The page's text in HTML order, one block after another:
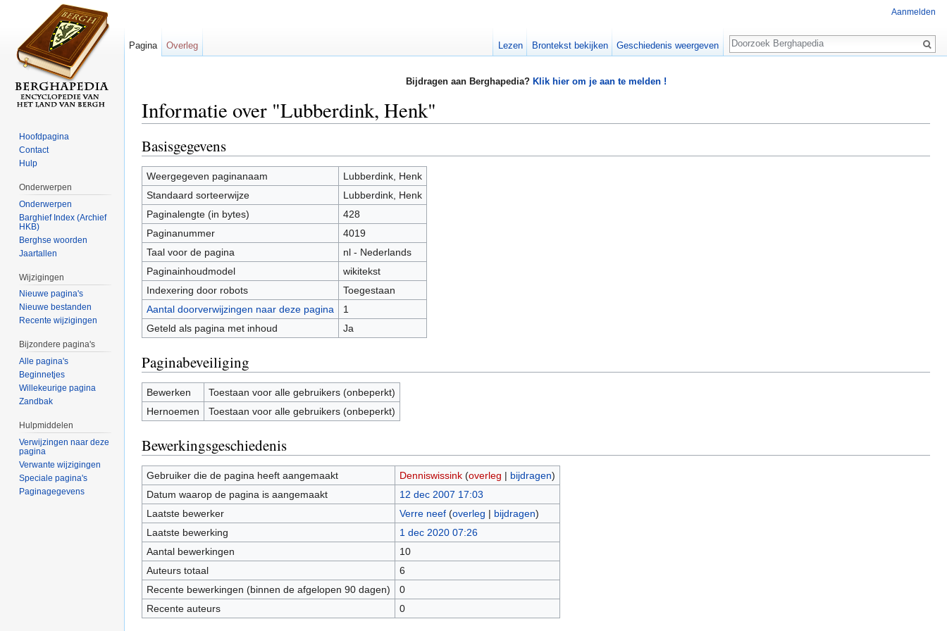
Bijdragen aan Berghapedia? Klik hier om je aan te melden !
Informatie over "Lubberdink, Henk"
Basisgegevens
Weergegeven paginanaam
Lubberdink, Henk
Standaard sorteerwijze
Lubberdink, Henk
Paginalengte (in bytes)
428
Paginanummer
4019
Taal voor de pagina
nl - Nederlands
Paginainhoudmodel
wikitekst
Indexering door robots
Toegestaan
Aantal doorverwijzingen naar deze pagina
1
Geteld als pagina met inhoud
Ja
Paginabeveiliging
Bewerken
Toestaan voor alle gebruikers (onbeperkt)
Hernoemen
Toestaan voor alle gebruikers (onbeperkt)
Bewerkingsgeschiedenis
Gebruiker die de pagina heeft aangemaakt Denniswissink (overleg | bijdragen)
Datum waarop de pagina is aangemaakt
12 dec 2007 17:03
Laatste bewerker
Verre neef (overleg | bijdragen)
Laatste bewerking
1 dec 2020 07:26
Aantal bewerkingen
10
Auteurs totaal
6
Recente bewerkingen (binnen de afgelopen 90 dagen)
0
Recente auteurs
0
Aanmelden
Pagina Overleg Lezen Brontekst bekijken Geschiedenis weergeven
Zoeken
Hoofdpagina
Contact
Hulp
Onderwerpen
Onderwerpen
Barghief Index (Archief
HKB)
Berghse woorden
Jaartallen
Wijzigingen
Nieuwe pagina's
Nieuwe bestanden
Recente wijzigingen
Bijzondere pagina's
Alle pagina's
Beginnetjes
Willekeurige pagina
Zandbak
Hulpmiddelen
Verwijzingen naar deze
pagina
Verwante wijzigingen
Speciale pagina's
Paginagegevens